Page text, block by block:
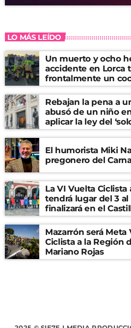
LO MÁS LEÍDO
Un muerto y ocho
accidente en Lorca
frontalmente un
Rebajan la pena a
abusó de un niño
aplicar la ley del
El humorista Miki
pregonero del
La VI Vuelta Ciclista
tendrá lugar del 3
finalizará en el
Mazarrón será
Ciclista a la Región
Mariano Rojas